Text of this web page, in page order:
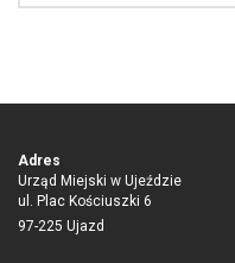
Adres
Urząd Miejski w Ujeździe
ul. Plac Kościuszki 6
97-225 Ujazd